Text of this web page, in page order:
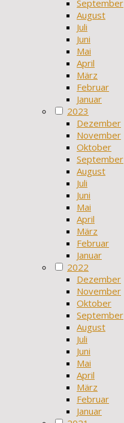
September
August
Juli
Juni
Mai
April
März
Februar
Januar
2023
Dezember
November
Oktober
September
August
Juli
Juni
Mai
April
März
Februar
Januar
2022
Dezember
November
Oktober
September
August
Juli
Juni
Mai
April
März
Februar
Januar